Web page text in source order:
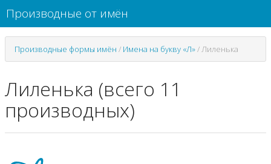
Производные от имён
Производные формы имён / Имена на букву «Л»/Лиленька
Лиленька (всего 11
производных)